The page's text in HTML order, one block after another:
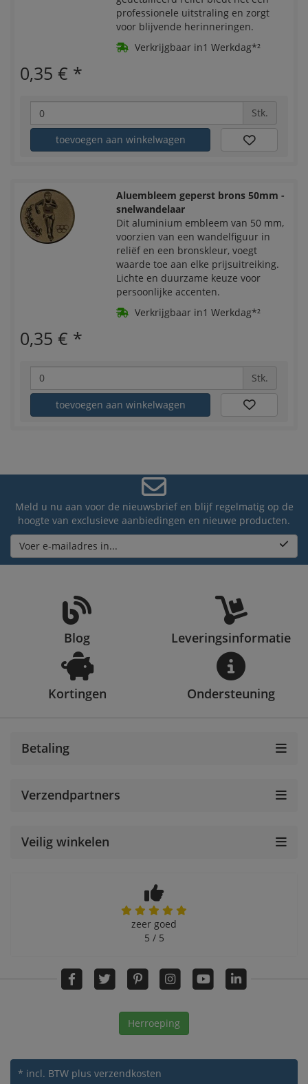
professionele uitstraling en zorgt
voor blijvende herinneringen.
Verkrijgbaar in1 Werkdag*²
0,35 € *
Stk.
toevoegen aan winkelwagen
Aluembleem geperst brons 50mm -
snelwandelaar
Dit aluminium embleem van 50 mm,
voorzien van een wandelfiguur in
reliëf en een bronskleur, voegt
waarde toe aan elke prijsuitreiking.
Lichte en duurzame keuze voor
persoonlijke accenten.
Verkrijgbaar in1 Werkdag*²
0,35 € *
Stk.
toevoegen aan winkelwagen
Meld u nu aan voor de nieuwsbrief en blijf regelmatig op de
hoogte van exclusieve aanbiedingen en nieuwe producten.
Voer e-mailadres in...
Blog Leveringsinformatie
Kortingen Ondersteuning
Betaling
Verzendpartners
Veilig winkelen
zeer goed
5 / 5
Herroeping
* incl. BTW plus verzendkosten